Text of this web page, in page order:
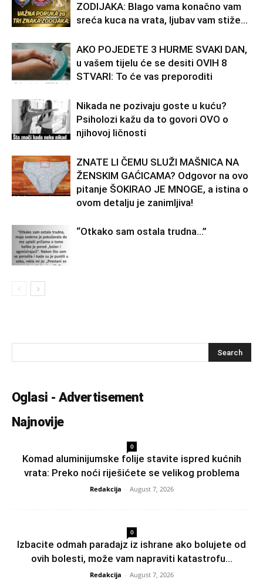
ZODIJAKA: Blago vama konačno vam
sreća kuca na vrata, ljubav vam stiže…
AKO POJEDETE 3 HURME SVAKI DAN,
u vašem tijelu će se desiti OVIH 8
STVARI: To će vas preporoditi
Nikada ne pozivaju goste u kuću?
Psiholozi kažu da to govori OVO o
njihovoj ličnosti
ZNATE LI ČEMU SLUŽI MAŠNICA NA
ŽENSKIM GAĆICAMA? Odgovor na ovo
pitanje ŠOKIRAO JE MNOGE, a istina o
ovom detalju je zanimljiva!
“Otkako sam ostala trudna…”
Oglasi - Advertisement
Najnovije
0
Komad aluminijumske folije stavite ispred kućnih
vrata: Preko noći riješićete se velikog problema
Redakcija - August 7, 2026
0
Izbacite odmah paradajz iz ishrane ako bolujete od
ovih bolesti, može vam napraviti katastrofu...
Redakcija - August 7, 2026